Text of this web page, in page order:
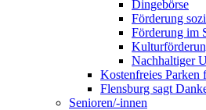
Dingebörse
Förderung
Förderung im
Nachhaltiger
Kostenfreies Parken
Flensburg sagt
Senioren/-innen